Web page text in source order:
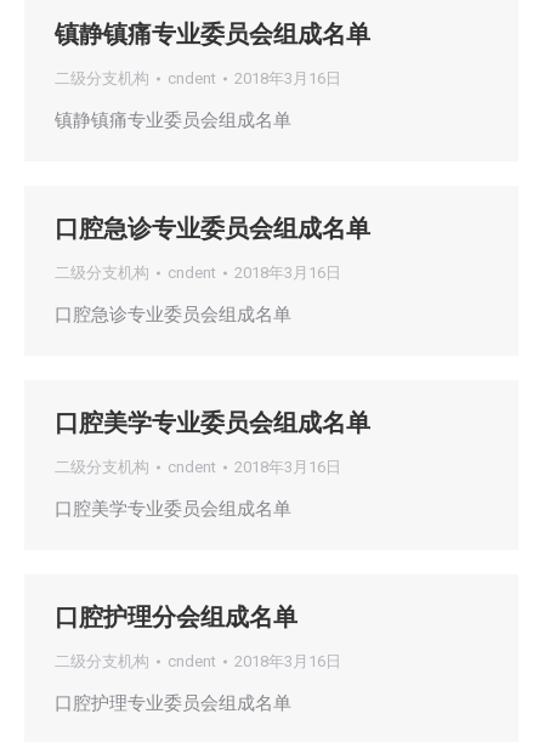
镇静镇痛专业委员会组成名单
二级分支机构 cndent 2018年3月16日
镇静镇痛专业委员会组成名单
口腔急诊专业委员会组成名单
二级分支机构 cndent 2018年3月16日
口腔急诊专业委员会组成名单
口腔美学专业委员会组成名单
二级分支机构 cndent 2018年3月16日
口腔美学专业委员会组成名单
口腔护理分会组成名单
二级分支机构 cndent 2018年3月16日
口腔护理专业委员会组成名单